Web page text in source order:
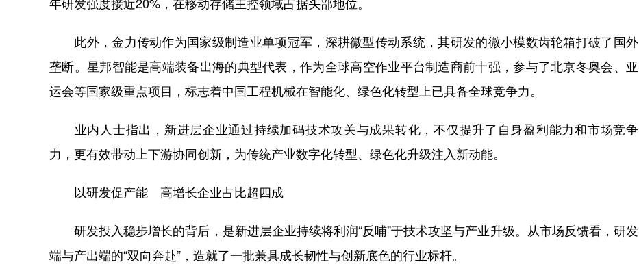
年研发强度接近20%，在移动存储主控领域占据头部地位。
此外，金力传动作为国家级制造业单项冠军，深耕微型传动系统，其研发的微小模数齿轮箱打破了国外
垄断。星邦智能是高端装备出海的典型代表，作为全球高空作业平台制造商前十强，参与了北京冬奥会、亚
运会等国家级重点项目，标志着中国工程机械在智能化、绿色化转型上已具备全球竞争力。
业内人士指出，新进层企业通过持续加码技术攻关与成果转化，不仅提升了自身盈利能力和市场竞争
力，更有效带动上下游协同创新，为传统产业数字化转型、绿色化升级注入新动能。
以研发促产能 高增长企业占比超四成
研发投入稳步增长的背后，是新进层企业持续将利润“反哺”于技术攻坚与产业升级。从市场反馈看，研发
端与产出端的“双向奔赴”，造就了一批兼具成长韧性与创新底色的行业标杆。